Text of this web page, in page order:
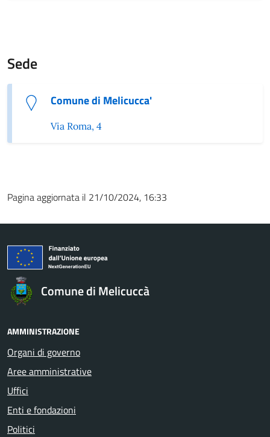
Sede
Comune di Melicucca'
Via Roma, 4
Pagina aggiornata il 21/10/2024, 16:33
Comune di Melicuccà
AMMINISTRAZIONE
Organi di governo
Aree amministrative
Uffici
Enti e fondazioni
Politici